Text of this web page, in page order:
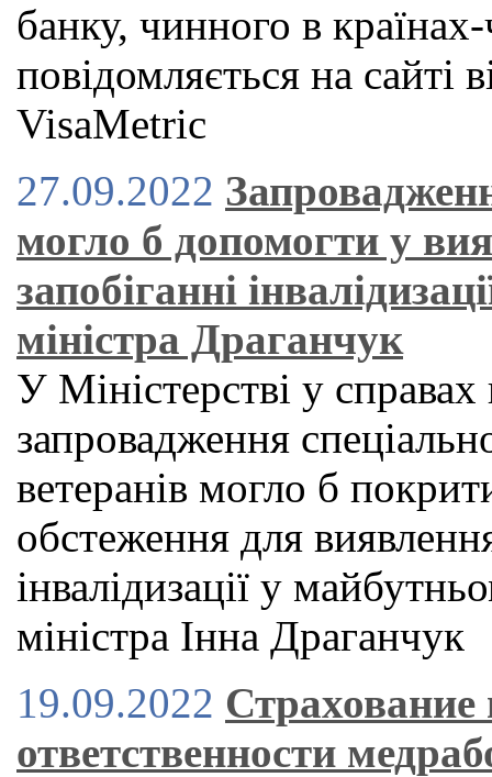
банку, чинного в
повідомляється на сайті
VisaMetric
27.09.2022
могло б допомогти у
запобіганні
міністра Драганчук
У Міністерстві у
запровадження
ветеранів могло б
обстеження для
інвалідизації у
міністра Iнна Драганчук
19.09.2022 Страхование
ответственности